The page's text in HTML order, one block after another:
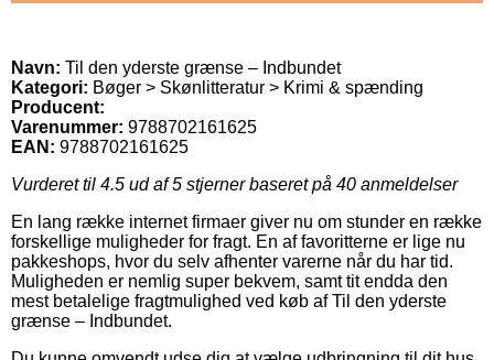
Navn: Til den yderste grænse – Indbundet
Kategori: Bøger > Skønlitteratur > Krimi & spænding
Producent:
Varenummer: 9788702161625
EAN: 9788702161625
Vurderet til 4.5 ud af 5 stjerner baseret på 40 anmeldelser
En lang række internet firmaer giver nu om stunder en række
forskellige muligheder for fragt. En af favoritterne er lige nu
pakkeshops, hvor du selv afhenter varerne når du har tid.
Muligheden er nemlig super bekvem, samt tit endda den
mest betalelige fragtmulighed ved køb af Til den yderste
grænse – Indbundet.